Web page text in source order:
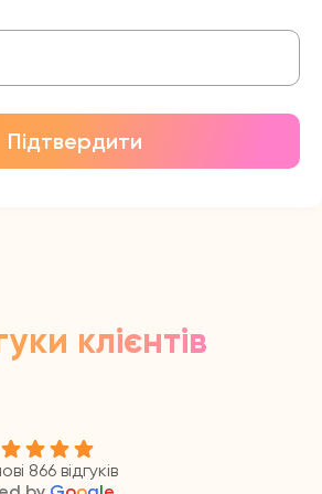
Підтвердити
клієнтів
866 відгуків